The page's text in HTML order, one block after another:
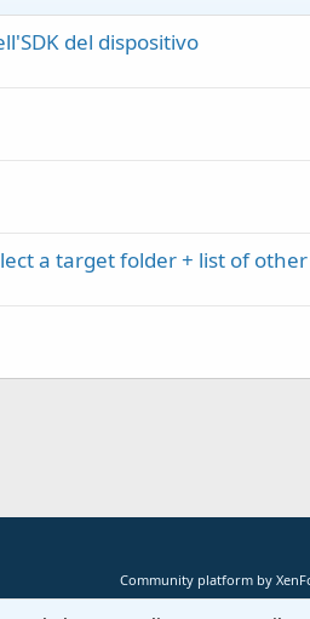
del dispositivo
a target folder + list of
Community platform by